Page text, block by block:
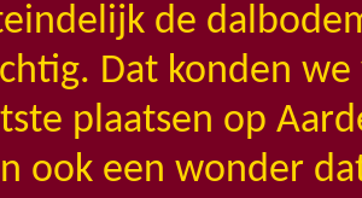
de
Dat konden
plaatsen op
ook een wonder